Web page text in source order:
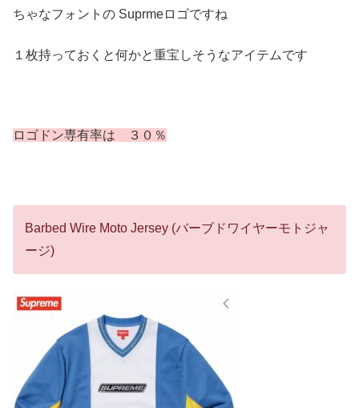
ちゃなフォントの Suprmeロゴですね
１枚持っておくと何かと重宝しそうなアイテムです
ロゴドン専有率は ３０％
Barbed Wire Moto Jersey (バーブドワイヤーモトジャ
ージ)